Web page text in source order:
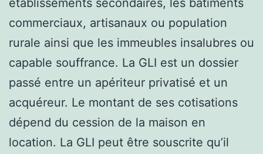
commerciaux, artisanaux ou population
rurale ainsi que les immeubles insalubres ou
capable souffrance. La GLI est un dossier
passé entre un apériteur privatisé et un
acquéreur. Le montant de ses cotisations
dépend du cession de la maison en
location. La GLI peut être souscrite qu’il